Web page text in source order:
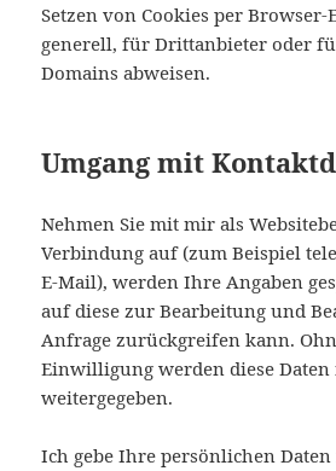
Setzen von Cookies per
generell, für Drittanbieter oder
Domains abweisen.
Umgang mit
Nehmen Sie mit mir als
Verbindung auf (zum Beispiel
E-Mail), werden Ihre Angaben
auf diese zur Bearbeitung und
Anfrage zurückgreifen kann.
Einwilligung werden diese
weitergegeben.
Ich gebe Ihre persönlichen